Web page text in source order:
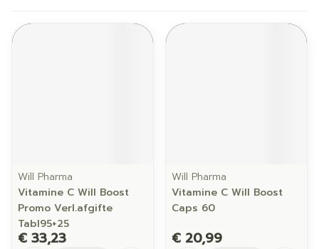
Will Pharma
Vitamine C Will Boost
Promo Verl.afgifte
Tabl95+25
€ 33,23
Will Pharma
Vitamine C Will Boost
Caps 60
€ 20,99